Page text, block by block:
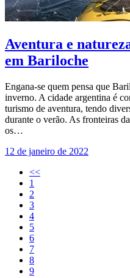
Aventura e
em Bariloche
Engana-se quem pensa que
inverno. A cidade argentina é
turismo de aventura, tendo
durante o verão. As fronteiras
os…
12 de janeiro de 2022
<<
1
2
3
4
5
6
7
8
9